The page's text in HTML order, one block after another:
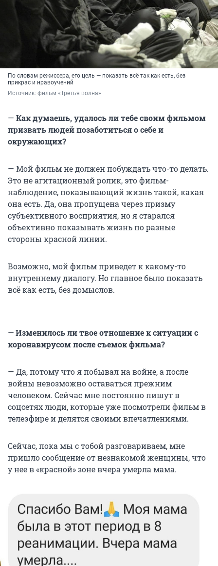
По словам режиссера, его цель — показать всё так как есть, без
прикрас и нравоучений
Источник: фильм «Третья волна»
— Как думаешь, удалось ли тебе своим фильмом
призвать людей позаботиться о себе и
окружающих?
— Мой фильм не должен побуждать что-то делать.
Это не агитационный ролик, это фильм-
наблюдение, показывающий жизнь такой, какая
она есть. Да, она пропущена через призму
субъективного восприятия, но я старался
объективно показывать жизнь по разные
стороны красной линии.
Возможно, мой фильм приведет к какому-то
внутреннему диалогу. Но главное было показать
всё как есть, без домыслов.
— Изменилось ли твое отношение к ситуации с
коронавирусом после съемок фильма?
— Да, потому что я побывал на войне, а после
войны невозможно оставаться прежним
человеком. Сейчас мне постоянно пишут в
соцсетях люди, которые уже посмотрели фильм в
телеэфире и делятся своими впечатлениями.
Сейчас, пока мы с тобой разговариваем, мне
пришло сообщение от незнакомой женщины, что
у нее в «красной» зоне вчера умерла мама.